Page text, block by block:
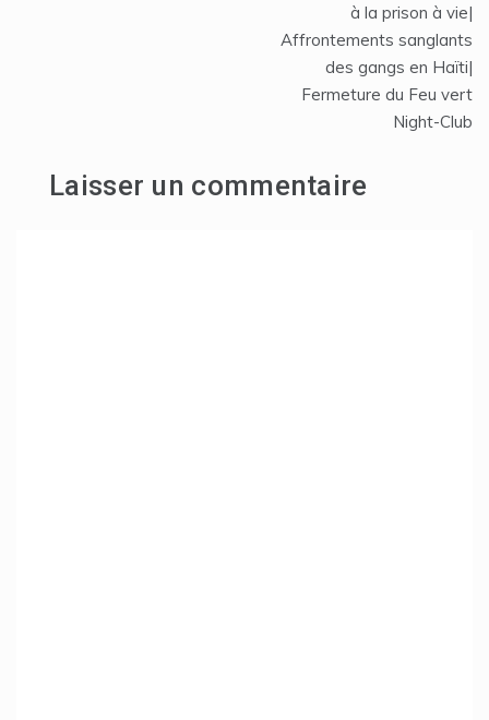
à la prison à vie|
Affrontements sanglants
des gangs en Haïti|
Fermeture du Feu vert
Night-Club
Laisser un commentaire